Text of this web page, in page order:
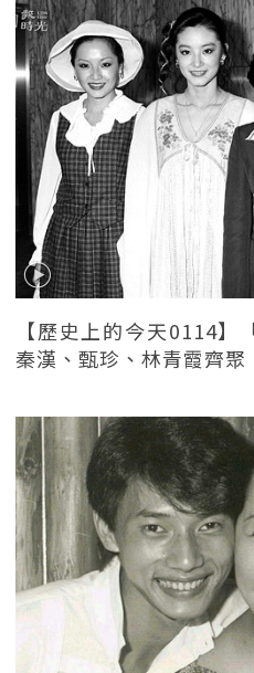
【歷史上的今天0114
秦漢、甄珍、林青霞齊聚